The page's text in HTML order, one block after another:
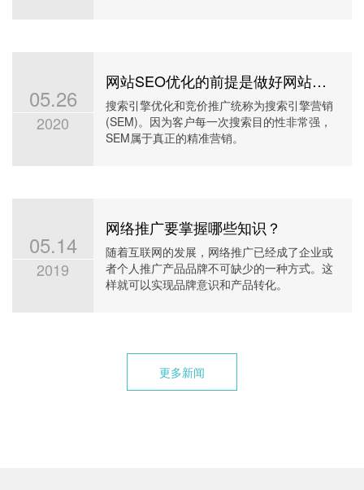
05.26
2020
网站SEO优化的前提是做好网站定位和关键词分析
搜索引擎优化和竞价推广统称为搜索引擎营销
(SEM)。因为客户每一次搜索目的性非常强，
SEM属于真正的精准营销。
05.14
2019
网络推广要掌握哪些知识？
随着互联网的发展，网络推广已经成了企业或
者个人推广产品品牌不可缺少的一种方式。这
样就可以实现品牌意识和产品转化。
更多新闻